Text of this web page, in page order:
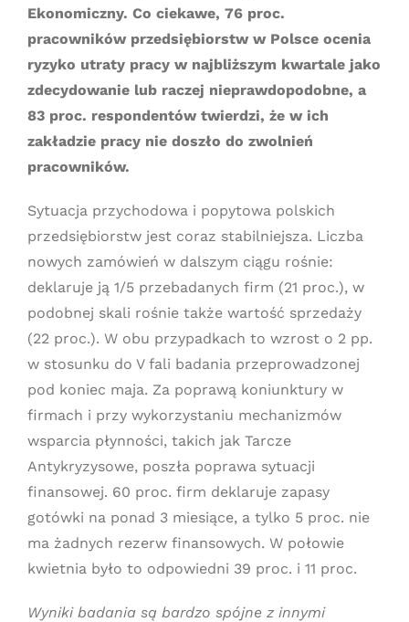
Ekonomiczny. Co ciekawe, 76 proc.
pracowników przedsiębiorstw w Polsce ocenia
ryzyko utraty pracy w najbliższym kwartale jako
zdecydowanie lub raczej nieprawdopodobne, a
83 proc. respondentów twierdzi, że w ich
zakładzie pracy nie doszło do zwolnień
pracowników.
Sytuacja przychodowa i popytowa polskich
przedsiębiorstw jest coraz stabilniejsza. Liczba
nowych zamówień w dalszym ciągu rośnie:
deklaruje ją 1/5 przebadanych firm (21 proc.), w
podobnej skali rośnie także wartość sprzedaży
(22 proc.). W obu przypadkach to wzrost o 2 pp.
w stosunku do V fali badania przeprowadzonej
pod koniec maja. Za poprawą koniunktury w
firmach i przy wykorzystaniu mechanizmów
wsparcia płynności, takich jak Tarcze
Antykryzysowe, poszła poprawa sytuacji
finansowej. 60 proc. firm deklaruje zapasy
gotówki na ponad 3 miesiące, a tylko 5 proc. nie
ma żadnych rezerw finansowych. W połowie
kwietnia było to odpowiedni 39 proc. i 11 proc.
Wyniki badania są bardzo spójne z innymi